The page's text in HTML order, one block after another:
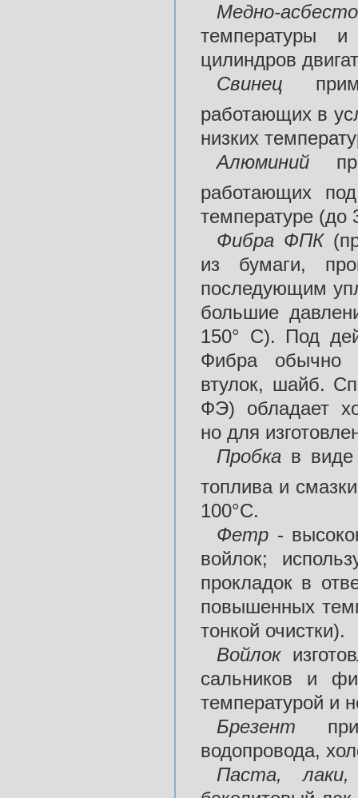
Медно-
температуры
цилиндров
Свинец
работающих в
низких
Алюминий
работающих
температуре (до
Фибра ФПК
из бумаги,
последующим
большие
150° С). Под
Фибра обычно
втулок, шайб.
ФЭ) обладает
но для
Пробка в виде
топлива и
100°С.
Фетр -
войлок;
прокладок в
повышенных
тонкой очистки).
Войлок
сальников и
температурой и
Брезент
водопровода,
Паста, лаки,